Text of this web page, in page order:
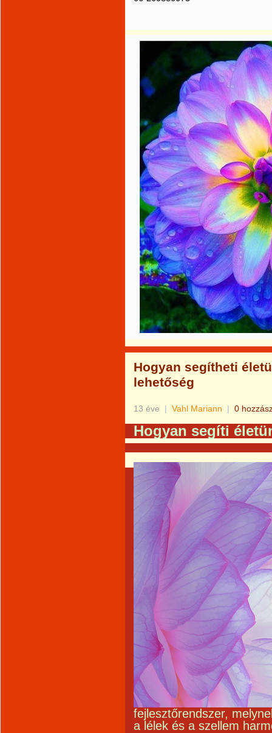
Hogyan segítheti
lehetőség
13 éve | Vahl Mariann | 0
Hogyan segíti
fejlesztőrendszer,
a lélek és a szellem